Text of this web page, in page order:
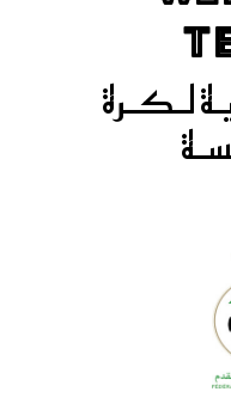
لـكـرة